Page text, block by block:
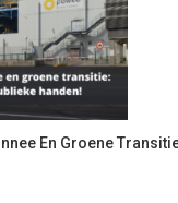
En Groene